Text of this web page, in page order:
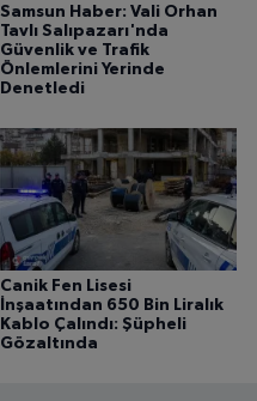
Samsun Haber: Vali Orhan
Tavlı Salıpazarı'nda
Güvenlik ve Trafik
Önlemlerini Yerinde
Denetledi
Canik Fen Lisesi
İnşaatından 650 Bin Liralık
Kablo Çalındı: Şüpheli
Gözaltında